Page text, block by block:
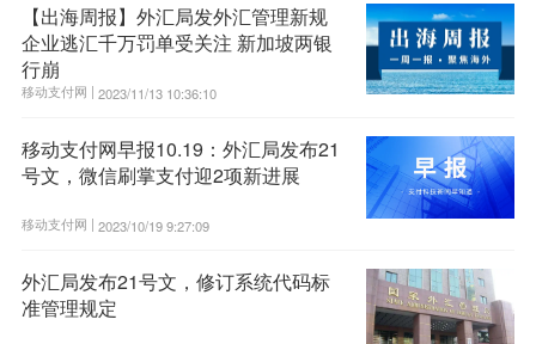
【出海周报】外汇局发外汇管理新规
企业逃汇千万罚单受关注 新加坡两银
行崩
移动支付网 | 2023/11/13 10:36:10
移动支付网早报10.19：外汇局发布21
号文，微信刷掌支付迎2项新进展
移动支付网 | 2023/10/19 9:27:09
外汇局发布21号文，修订系统代码标
准管理规定